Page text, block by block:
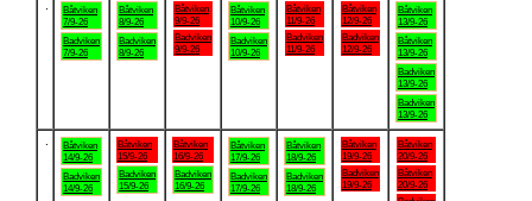
Båtviken
7/9-26
Badviken
7/9-26
Båtviken
8/9-26
Badviken
8/9-26
Båtviken
9/9-26
Badviken
9/9-26
Båtviken
10/9-26
Badviken
10/9-26
Båtviken
11/9-26
Badviken
11/9-26
Båtviken
12/9-26
Badviken
12/9-26
Båtviken
13/9-26
Båtviken
13/9-26
Badviken
13/9-26
Badviken
13/9-26
Båtviken
14/9-26
Badviken
14/9-26
Båtviken
15/9-26
Badviken
15/9-26
Båtviken
16/9-26
Badviken
16/9-26
Båtviken
17/9-26
Badviken
17/9-26
Båtviken
18/9-26
Badviken
18/9-26
Båtviken
19/9-26
Badviken
19/9-26
Båtviken
20/9-26
Båtviken
20/9-26